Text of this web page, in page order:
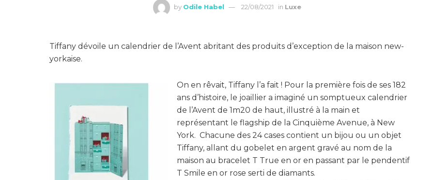
by Odile Habel 22/08/2021 in Luxe
Tiffany dévoile un calendrier de l’Avent abritant des produits d’exception de la maison new-
yorkaise.
On en rêvait, Tiffany l’a fait ! Pour la première fois de ses 182
ans d’histoire, le joaillier a imaginé un somptueux calendrier
de l’Avent de 1m20 de haut, illustré à la main et
représentant le flagship de la Cinquième Avenue, à New
York. Chacune des 24 cases contient un bijou ou un objet
Tiffany, allant du gobelet en argent gravé au nom de la
maison au bracelet T True en or en passant par le pendentif
T Smile en or rose serti de diamants.